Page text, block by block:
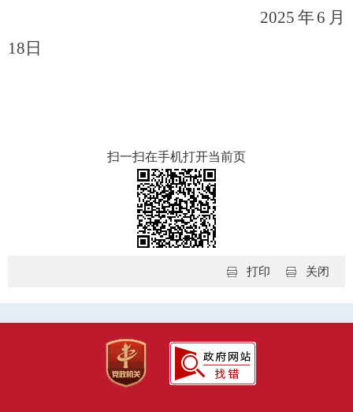
2025年 6 月
18 日
扫一扫在手机打开当前页
关闭
打印